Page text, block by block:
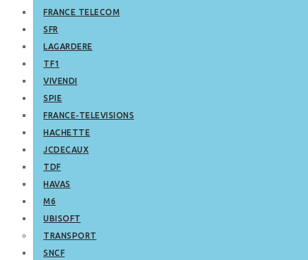
FRANCE TELECOM
SFR
LAGARDERE
TF1
VIVENDI
SPIE
FRANCE-TELEVISIONS
HACHETTE
JCDECAUX
TDF
HAVAS
M6
UBISOFT
TRANSPORT
SNCF